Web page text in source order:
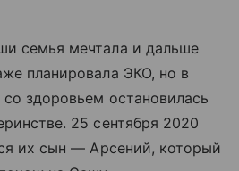
семья мечтала и дальше
планировала ЭКО, но в
здоровьем остановилась
25 сентября 2020
их сын — Арсений, который